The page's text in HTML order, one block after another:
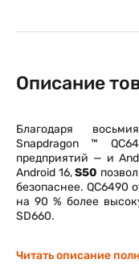
Описание
Благодаря
Snapdragon ™
предприятий — и
Android 16,S50
безопаснее. QC6490
на 90 % более
SD660.
Читать описание